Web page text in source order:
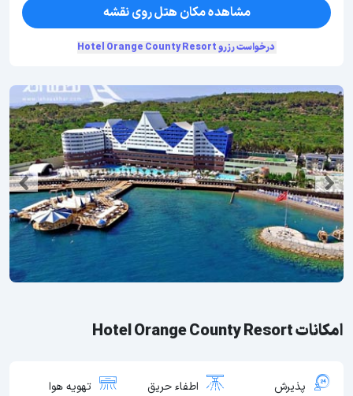
امکانات Hotel Orange County Resort
پذیرش اطفاء حریق تهویه هوا
مشاهده مکان هتل روی نقشه
درخواست رزرو Hotel Orange County Resort